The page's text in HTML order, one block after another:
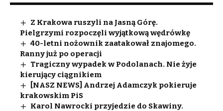
Z Krakowa ruszyli na Jasną Górę.
Pielgrzymi rozpoczęli wyjątkową wędrówkę
40-letni nożownik zaatakował znajomego.
Ranny już po operacji
Tragiczny wypadek w Podolanach. Nie żyje
kierujący ciągnikiem
[NASZ NEWS] Andrzej Adamczyk pokieruje
krakowskim PiS
Karol Nawrocki przyjedzie do Skawiny.